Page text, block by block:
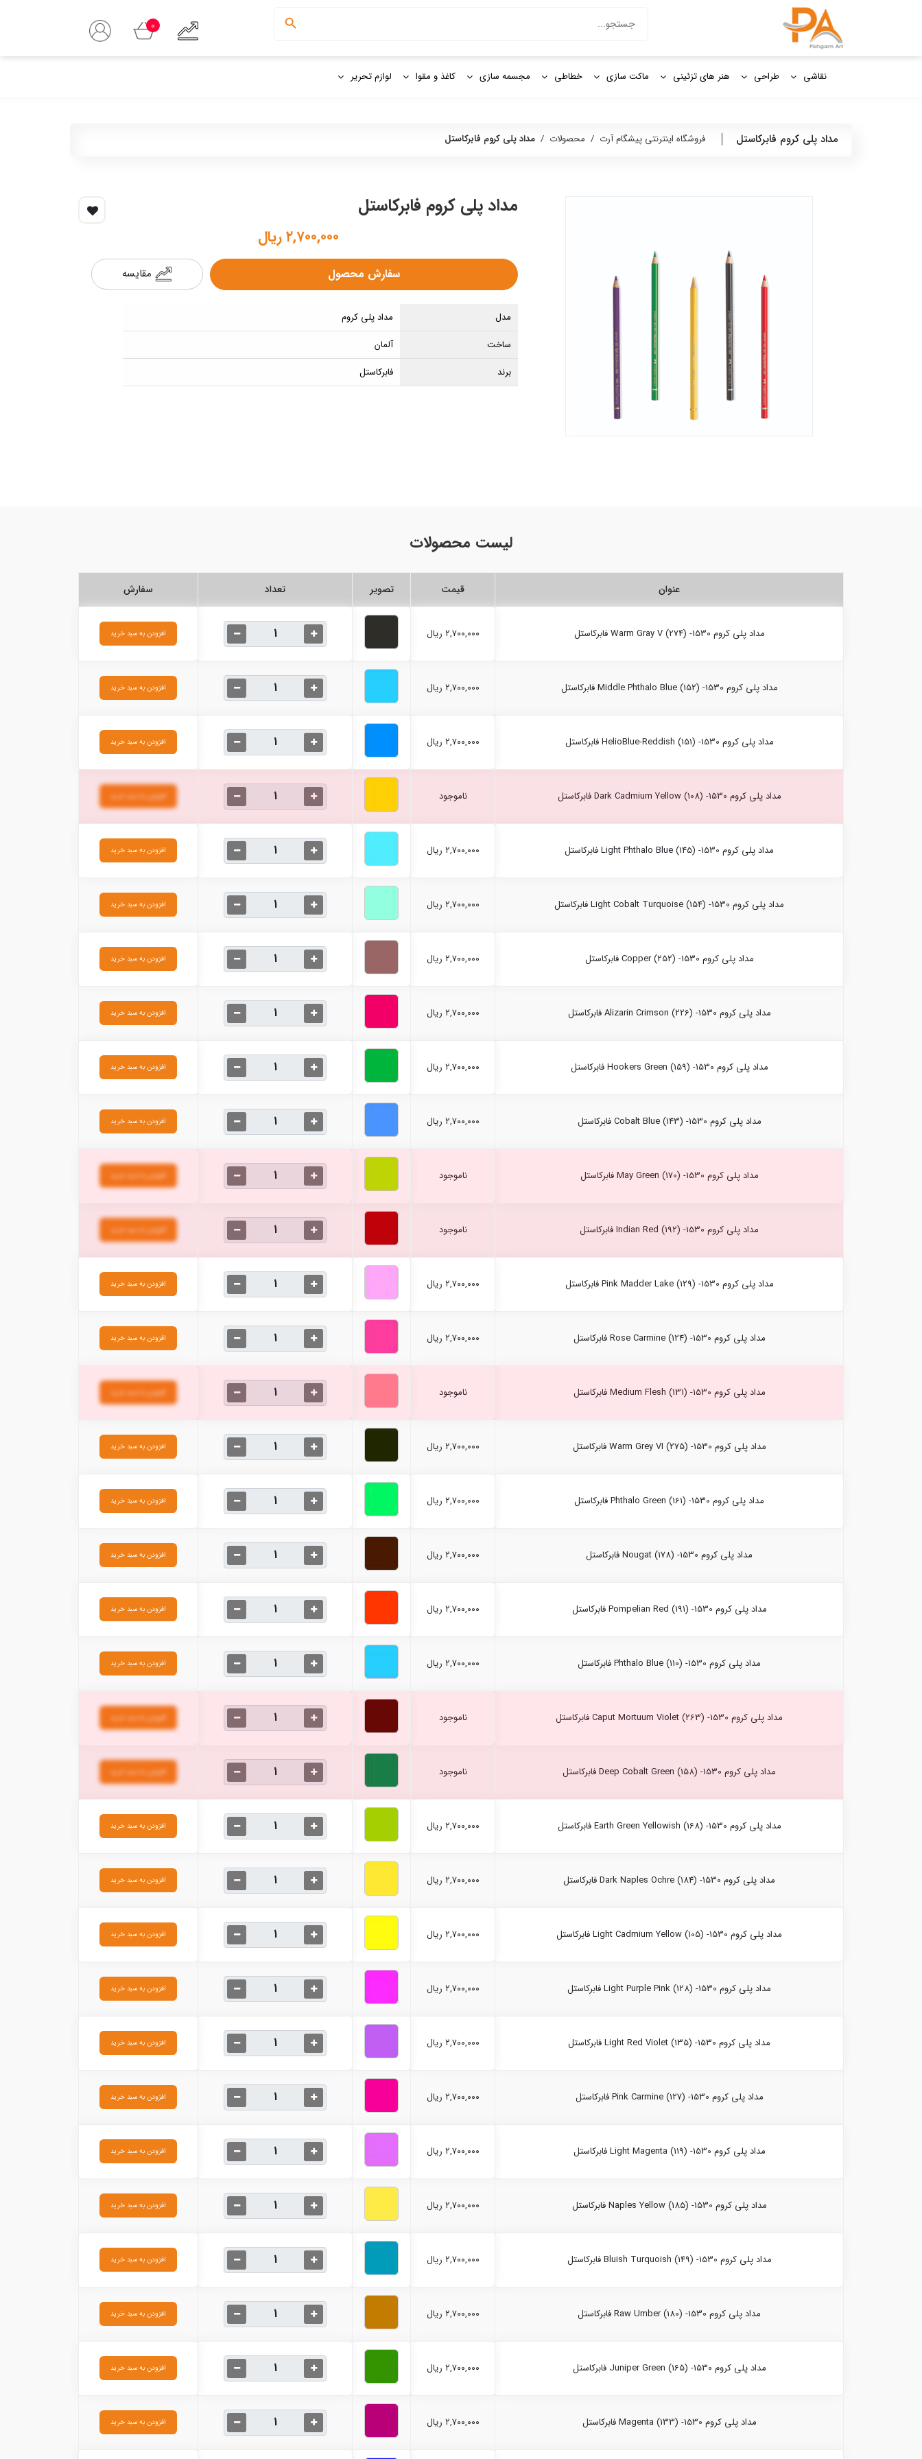
برای: 0
نقاشی طراحی هنر های تزئینی ماکت سازی خطاطی مجسمه سازی کاغذ و مقوا لوازم تحریر
مداد پلی کروم فابرکاستل فروشگاه اینترنتی پیشگام آرت / محصولات / مداد پلی کروم فابرکاستل
مداد پلی کروم فابرکاستل
۲,۷۰۰,۰۰۰ ریال
سفارش محصول مقایسه
مدل
مداد پلی کروم
ساخت
آلمان
برند
فابرکاستل
لیست محصولات
عنوان قیمت تصویر تعداد سفارش
مداد پلی کروم Warm Gray V (274) -1530 فابرکاستل ۲,۷۰۰,۰۰۰ ریال افزودن به سبد خرید
مداد پلی کروم Middle Phthalo Blue (152) -1530 فابرکاستل ۲,۷۰۰,۰۰۰ ریال افزودن به سبد خرید
مداد پلی کروم HelioBlue-Reddish (151) -1530 فابرکاستل ۲,۷۰۰,۰۰۰ ریال افزودن به سبد خرید
مداد پلی کروم Dark Cadmium Yellow (108) -1530 فابرکاستل ناموجود افزودن به سبد خرید
مداد پلی کروم Light Phthalo Blue (145) -1530 فابرکاستل ۲,۷۰۰,۰۰۰ ریال افزودن به سبد خرید
مداد پلی کروم Light Cobalt Turquoise (154) -1530 فابرکاستل ۲,۷۰۰,۰۰۰ ریال افزودن به سبد خرید
مداد پلی کروم Copper (252) -1530 فابرکاستل ۲,۷۰۰,۰۰۰ ریال افزودن به سبد خرید
مداد پلی کروم Alizarin Crimson (226) -1530 فابرکاستل ۲,۷۰۰,۰۰۰ ریال افزودن به سبد خرید
مداد پلی کروم Hookers Green (159) -1530 فابرکاستل ۲,۷۰۰,۰۰۰ ریال افزودن به سبد خرید
مداد پلی کروم Cobalt Blue (143) -1530 فابرکاستل ۲,۷۰۰,۰۰۰ ریال افزودن به سبد خرید
مداد پلی کروم May Green (170) -1530 فابرکاستل ناموجود افزودن به سبد خرید
مداد پلی کروم Indian Red (192) -1530 فابرکاستل ناموجود افزودن به سبد خرید
مداد پلی کروم Pink Madder Lake (129) -1530 فابرکاستل ۲,۷۰۰,۰۰۰ ریال افزودن به سبد خرید
مداد پلی کروم Rose Carmine (124) -1530 فابرکاستل ۲,۷۰۰,۰۰۰ ریال افزودن به سبد خرید
مداد پلی کروم Medium Flesh (131) -1530 فابرکاستل ناموجود افزودن به سبد خرید
مداد پلی کروم Warm Grey VI (275) -1530 فابرکاستل ۲,۷۰۰,۰۰۰ ریال افزودن به سبد خرید
مداد پلی کروم Phthalo Green (161) -1530 فابرکاستل ۲,۷۰۰,۰۰۰ ریال افزودن به سبد خرید
مداد پلی کروم Nougat (178) -1530 فابرکاستل ۲,۷۰۰,۰۰۰ ریال افزودن به سبد خرید
مداد پلی کروم Pompelian Red (191) -1530 فابرکاستل ۲,۷۰۰,۰۰۰ ریال افزودن به سبد خرید
مداد پلی کروم Phthalo Blue (110) -1530 فابرکاستل ۲,۷۰۰,۰۰۰ ریال افزودن به سبد خرید
مداد پلی کروم Caput Mortuum Violet (263) -1530 فابرکاستل ناموجود افزودن به سبد خرید
مداد پلی کروم Deep Cobalt Green (158) -1530 فابرکاستل ناموجود افزودن به سبد خرید
مداد پلی کروم Earth Green Yellowish (168) -1530 فابرکاستل ۲,۷۰۰,۰۰۰ ریال افزودن به سبد خرید
مداد پلی کروم Dark Naples Ochre (184) -1530 فابرکاستل ۲,۷۰۰,۰۰۰ ریال افزودن به سبد خرید
مداد پلی کروم Light Cadmium Yellow (105) -1530 فابرکاستل ۲,۷۰۰,۰۰۰ ریال افزودن به سبد خرید
مداد پلی کروم Light Purple Pink (128) -1530 فابرکاستل ۲,۷۰۰,۰۰۰ ریال افزودن به سبد خرید
مداد پلی کروم Light Red Violet (135) -1530 فابرکاستل ۲,۷۰۰,۰۰۰ ریال افزودن به سبد خرید
مداد پلی کروم Pink Carmine (127) -1530 فابرکاستل ۲,۷۰۰,۰۰۰ ریال افزودن به سبد خرید
مداد پلی کروم Light Magenta (119) -1530 فابرکاستل ۲,۷۰۰,۰۰۰ ریال افزودن به سبد خرید
مداد پلی کروم Naples Yellow (185) -1530 فابرکاستل ۲,۷۰۰,۰۰۰ ریال افزودن به سبد خرید
مداد پلی کروم Bluish Turquoish (149) -1530 فابرکاستل ۲,۷۰۰,۰۰۰ ریال افزودن به سبد خرید
مداد پلی کروم Raw Umber (180) -1530 فابرکاستل ۲,۷۰۰,۰۰۰ ریال افزودن به سبد خرید
مداد پلی کروم Juniper Green (165) -1530 فابرکاستل ۲,۷۰۰,۰۰۰ ریال افزودن به سبد خرید
مداد پلی کروم Magenta (133) -1530 فابرکاستل ۲,۷۰۰,۰۰۰ ریال افزودن به سبد خرید